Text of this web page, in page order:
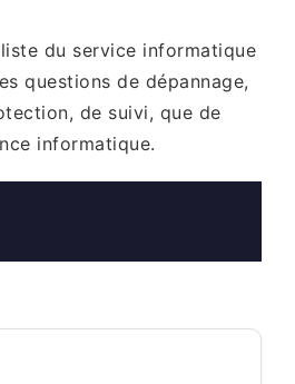
du service informatique
questions de dépannage,
de suivi, que de
informatique.